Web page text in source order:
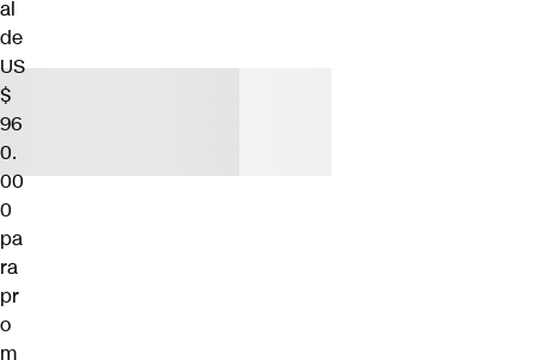
al
de
US
$
96
0.
00
0
pa
ra
pr
o
m